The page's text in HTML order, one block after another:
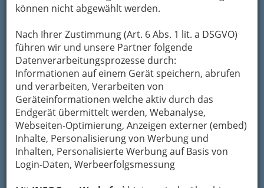
können nicht abgewählt werden.
Nach Ihrer Zustimmung (Art. 6 Abs. 1 lit. a DSGVO)
führen wir und unsere Partner folgende
Datenverarbeitungsprozesse durch:
Informationen auf einem Gerät speichern, abrufen
und verarbeiten, Verarbeiten von
Geräteinformationen welche aktiv durch das
Endgerät übermittelt werden, Webanalyse,
Webseiten-Optimierung, Anzeigen externer (embed)
Inhalte, Personalisierung von Werbung und
Inhalten, Personalisierte Werbung auf Basis von
Login-Daten, Werbeerfolgsmessung
aktuellen Bedarf. Mit wenig Geld können Sie im
Zielgruppe erreichen. Ein Printinserat zu
schalten, kostet dagegen mehr und macht es
viel weniger wahrscheinlich, dass Sie Ihre
Zielgruppe erreichen und diese tatsächlich
aktuellen Bedarfhat, wenn sie durch die
Zeitung blättert.
Lassen Sie sich überzeugen!
Wenn Sie unserCMSund eine von uns
gestaltete Webseite verwenden,